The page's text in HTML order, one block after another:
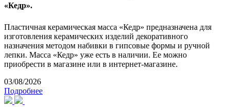
«Кедр».
Пластичная керамическая масса «Кедр» предназначена для
изготовления керамических изделий декоративного
назначения методом набивки в гипсовые формы и ручной
лепки. Масса «Кедр» уже есть в наличии. Ее можно
приобрести в магазине или в интернет-магазине.
03/08/2026
Подробнее